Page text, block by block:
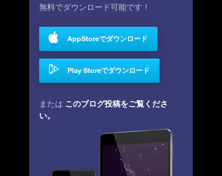
無料でダウンロード可能です！
AppStoreでダウンロード
Play Storeでダウンロード
または このブログ投稿をご覧くださ
い。